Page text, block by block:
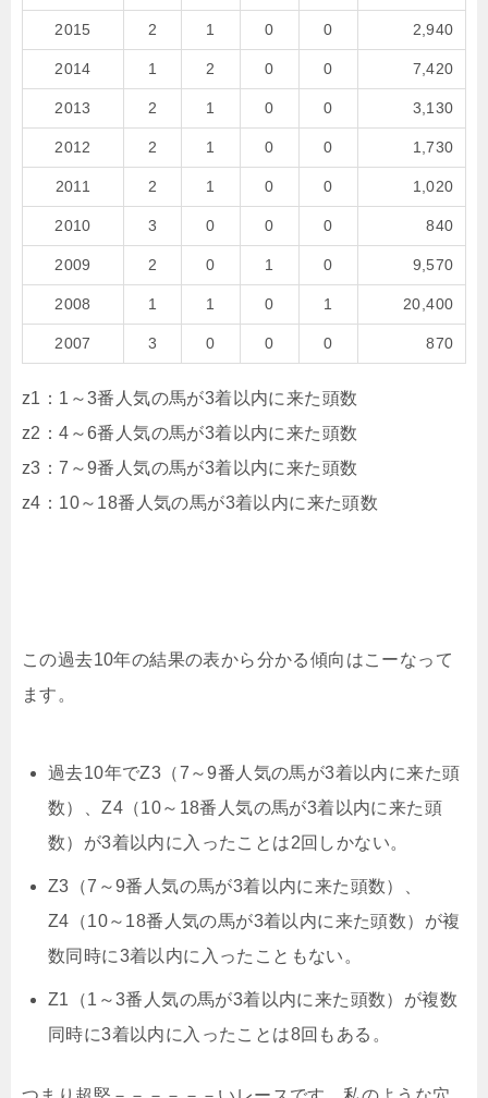
2015 2 1 0 0 2,940
2014 1 2 0 0 7,420
2013 2 1 0 0 3,130
2012 2 1 0 0 1,730
2011 2 1 0 0 1,020
2010 3 0 0 0 840
2009 2 0 1 0 9,570
2008 1 1 0 1 20,400
2007 3 0 0 0 870
z1：1～3番人気の馬が3着以内に来た頭数
z2：4～6番人気の馬が3着以内に来た頭数
z3：7～9番人気の馬が3着以内に来た頭数
z4：10～18番人気の馬が3着以内に来た頭数
この過去10年の結果の表から分かる傾向はこーなって
ます。
過去10年でZ3（7～9番人気の馬が3着以内に来た頭
数）、Z4（10～18番人気の馬が3着以内に来た頭
数）が3着以内に入ったことは2回しかない。
Z3（7～9番人気の馬が3着以内に来た頭数）、
Z4（10～18番人気の馬が3着以内に来た頭数）が複
数同時に3着以内に入ったこともない。
Z1（1～3番人気の馬が3着以内に来た頭数）が複数
同時に3着以内に入ったことは8回もある。